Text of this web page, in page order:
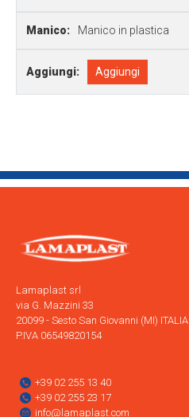
Manico: Manico in plastica
Aggiungi: Aggiungi
Lamaplast srl
via G. Mazzini 33
20099 - Sesto San Giovanni (MI) ITALIA
P.IVA 06549820154
+39 02 255 13 40
+39 02 255 23 17
info@lamaplast.com